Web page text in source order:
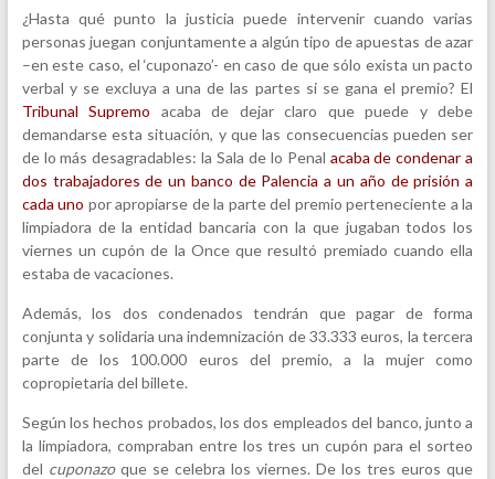
c
e
b
o
o
k
¿Hasta qué punto la justicia puede intervenir cuando varias
personas juegan conjuntamente a algún tipo de apuestas de azar
–en este caso, el ‘cuponazo’- en caso de que sólo exista un pacto
verbal y se excluya a una de las partes si se gana el premio? El
Tribunal Supremo acaba de dejar claro que puede y debe
demandarse esta situación, y que las consecuencias pueden ser
de lo más desagradables: la Sala de lo Penal acaba de condenar a
dos trabajadores de un banco de Palencia a un año de prisión a
cada uno por apropiarse de la parte del premio perteneciente a la
limpiadora de la entidad bancaria con la que jugaban todos los
viernes un cupón de la Once que resultó premiado cuando ella
estaba de vacaciones.
Además, los dos condenados tendrán que pagar de forma
conjunta y solidaria una indemnización de 33.333 euros, la tercera
parte de los 100.000 euros del premio, a la mujer como
copropietaria del billete.
Según los hechos probados, los dos empleados del banco, junto a
la limpiadora, compraban entre los tres un cupón para el sorteo
del cuponazo que se celebra los viernes. De los tres euros que